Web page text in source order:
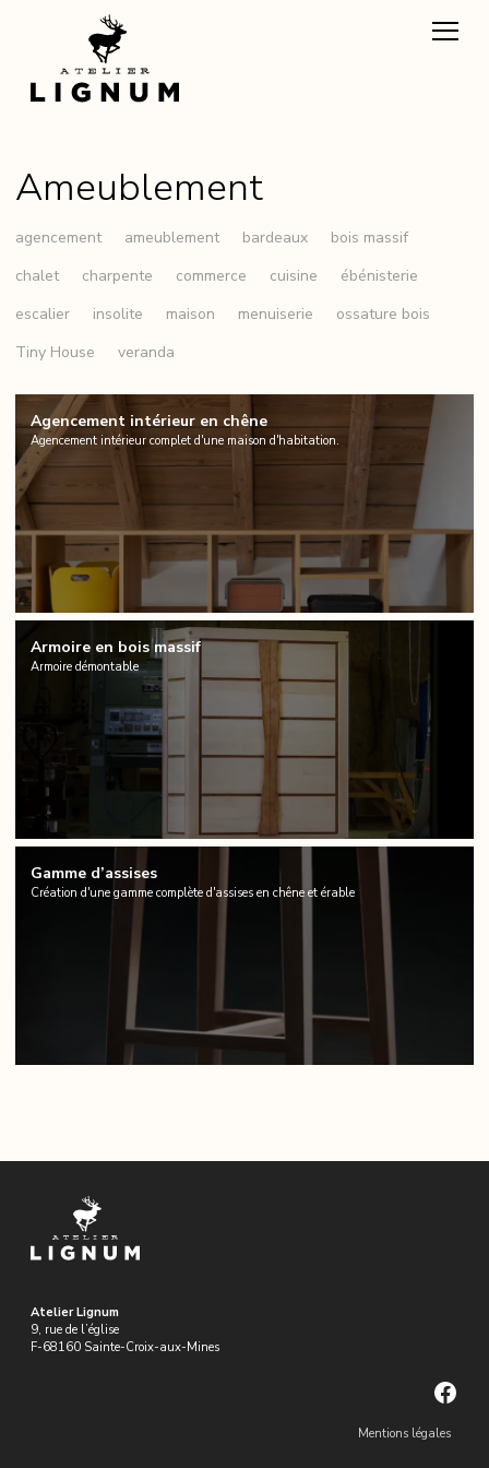
Ameublement
agencement ameublement bardeaux
bois massif
chalet
charpente commerce cuisine
ébénisterie
escalier
insolite maison menuiserie
ossature bois
Tiny House
veranda
Agencement intérieur en chêne
Agencement intérieur complet d'une maison d'habitation.
Armoire en bois massif
Armoire démontable
Gamme d’assises
Création d'une gamme complète d'assises en chêne et érable
Atelier Lignum
9, rue de l’église
F-68160 Sainte-Croix-aux-Mines
Mentions légales